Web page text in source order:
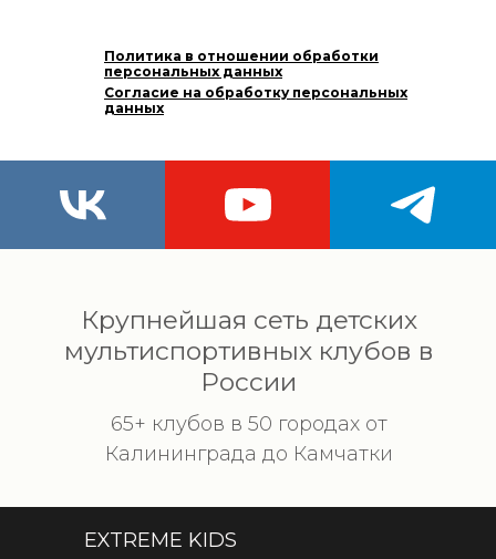
Политика в отношении обработки
персональных данных
Согласие на обработку персональных
данных
EXTREME KIDS
Крупнейшая сеть детских
мультиспортивных клубов в
России
65+ клубов в 50 городах от
Калининграда до Камчатки